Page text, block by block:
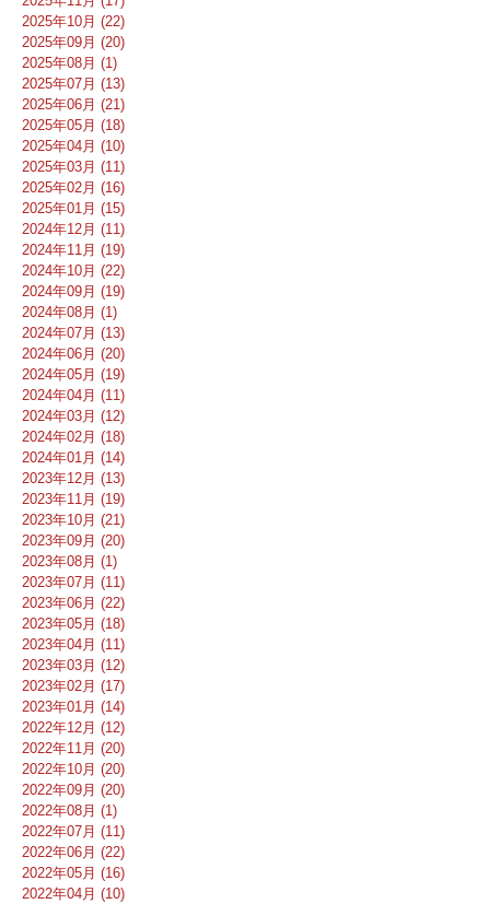
2025年10月 (22)
2025年09月 (20)
2025年08月 (1)
2025年07月 (13)
2025年06月 (21)
2025年05月 (18)
2025年04月 (10)
2025年03月 (11)
2025年02月 (16)
2025年01月 (15)
2024年12月 (11)
2024年11月 (19)
2024年10月 (22)
2024年09月 (19)
2024年08月 (1)
2024年07月 (13)
2024年06月 (20)
2024年05月 (19)
2024年04月 (11)
2024年03月 (12)
2024年02月 (18)
2024年01月 (14)
2023年12月 (13)
2023年11月 (19)
2023年10月 (21)
2023年09月 (20)
2023年08月 (1)
2023年07月 (11)
2023年06月 (22)
2023年05月 (18)
2023年04月 (11)
2023年03月 (12)
2023年02月 (17)
2023年01月 (14)
2022年12月 (12)
2022年11月 (20)
2022年10月 (20)
2022年09月 (20)
2022年08月 (1)
2022年07月 (11)
2022年06月 (22)
2022年05月 (16)
2022年04月 (10)